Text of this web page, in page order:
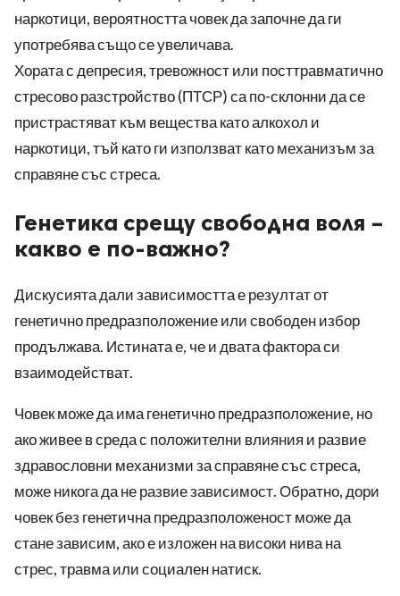
наркотици, вероятността човек да започне да ги
употребява също се увеличава.
Хората с депресия, тревожност или посттравматично
стресово разстройство (ПТСР) са по-склонни да се
пристрастяват към вещества като алкохол и
наркотици, тъй като ги използват като механизъм за
справяне със стреса.
Генетика срещу свободна воля –
какво е по-важно?
Дискусията дали зависимостта е резултат от
генетично предразположение или свободен избор
продължава. Истината е, че и двата фактора си
взаимодействат.
Човек може да има генетично предразположение, но
ако живее в среда с положителни влияния и развие
здравословни механизми за справяне със стреса,
може никога да не развие зависимост. Обратно, дори
човек без генетична предразположеност може да
стане зависим, ако е изложен на високи нива на
стрес, травма или социален натиск.